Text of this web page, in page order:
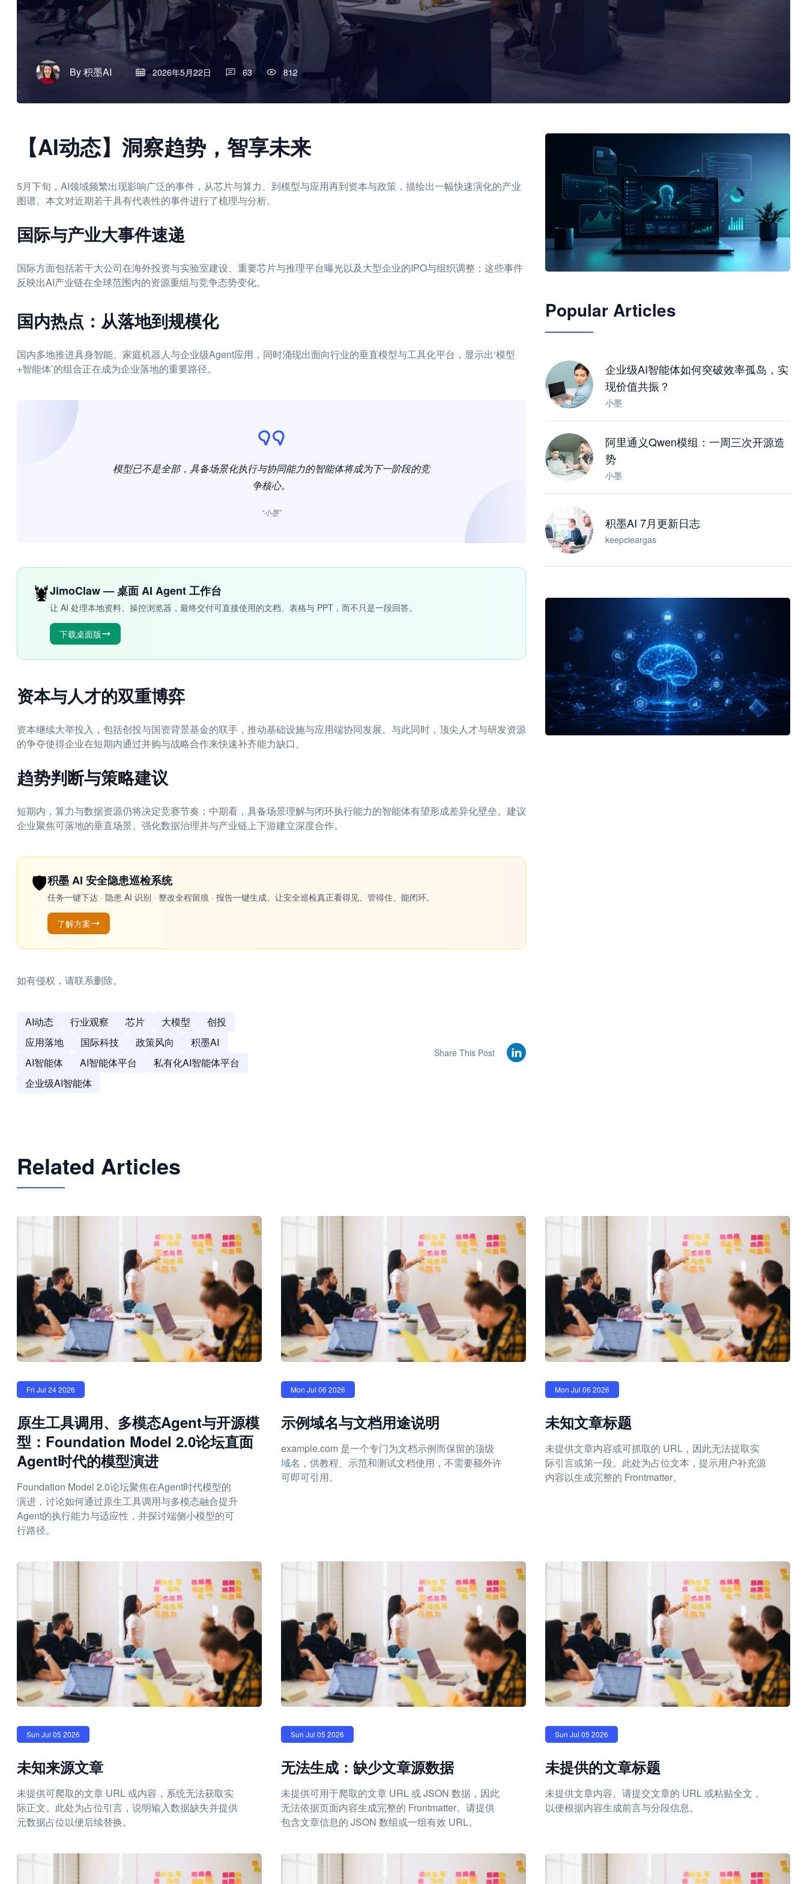
By积墨AI 2026年5月22日 63 812
【AI动态】洞察趋势，智享未来
5月下旬，AI领域频繁出现影响广泛的事件，从芯片与算力、到模型与应用再到资本与政策，描绘出一幅快速演化的产业
图谱。本文对近期若干具有代表性的事件进行了梳理与分析。
国际与产业大事件速递
国际方面包括若干大公司在海外投资与实验室建设、重要芯片与推理平台曝光以及大型企业的IPO与组织调整；这些事件
反映出AI产业链在全球范围内的资源重组与竞争态势变化。
国内热点：从落地到规模化
国内多地推进具身智能、家庭机器人与企业级Agent应用，同时涌现出面向行业的垂直模型与工具化平台，显示出‘模型
+智能体’的组合正在成为企业落地的重要路径。
模型已不是全部，具备场景化执行与协同能力的智能体将成为下一阶段的竞
争核心。
“小墨”
🦞JimoClaw — 桌面 AI Agent 工作台
让 AI 处理本地资料、操控浏览器，最终交付可直接使用的文档、表格与 PPT，而不只是一段回答。
下载桌面版
资本与人才的双重博弈
资本继续大举投入，包括创投与国资背景基金的联手，推动基础设施与应用端协同发展。与此同时，顶尖人才与研发资源
的争夺使得企业在短期内通过并购与战略合作来快速补齐能力缺口。
趋势判断与策略建议
短期内，算力与数据资源仍将决定竞赛节奏；中期看，具备场景理解与闭环执行能力的智能体有望形成差异化壁垒。建议
企业聚焦可落地的垂直场景、强化数据治理并与产业链上下游建立深度合作。
🛡️积墨 AI 安全隐患巡检系统
任务一键下达 · 隐患 AI 识别 · 整改全程留痕 · 报告一键生成。让安全巡检真正看得见、管得住、能闭环。
了解方案
如有侵权，请联系删除。
AI动态 行业观察 芯片 大模型
创投
应用落地
国际科技 政策风向
积墨AI
AI智能体
AI智能体平台
私有化AI智能体平台
企业级AI智能体
Share This Post
JimoClaw 桌面 AI Agent 工作台
Popular Articles
企业级AI智能体如何突破效率孤岛，实
现价值共振？
小墨
阿里通义Qwen模组：一周三次开源造
势
小墨
积墨AI 7月更新日志
keepcleargas
Related Articles
Fri Jul 24 2026
原生工具调用、多模态Agent与开源模
型：Foundation Model 2.0论坛直面
Agent时代的模型演进
Foundation Model 2.0论坛聚焦在Agent时代模型的
演进，讨论如何通过原生工具调用与多模态融合提升
Agent的执行能力与适应性，并探讨端侧小模型的可
行路径。
Mon Jul 06 2026
示例域名与文档用途说明
example.com 是一个专门为文档示例而保留的顶级
域名，供教程、示范和测试文档使用，不需要额外许
可即可引用。
Mon Jul 06 2026
未知文章标题
未提供文章内容或可抓取的 URL，因此无法提取实
际引言或第一段。此处为占位文本，提示用户补充源
内容以生成完整的 Frontmatter。
Sun Jul 05 2026
未知来源文章
未提供可爬取的文章 URL 或内容，系统无法获取实
际正文。此处为占位引言，说明输入数据缺失并提供
元数据占位以便后续替换。
Sun Jul 05 2026
无法生成：缺少文章源数据
未提供可用于爬取的文章 URL 或 JSON 数据，因此
无法依据页面内容生成完整的 Frontmatter。请提供
包含文章信息的 JSON 数组或一组有效 URL。
Sun Jul 05 2026
未提供的文章标题
未提供文章内容。请提交文章的 URL 或粘贴全文，
以便根据内容生成前言与分段信息。